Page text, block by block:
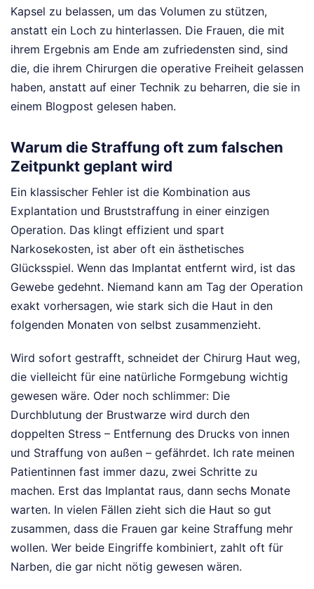
Kapsel zu belassen, um das Volumen zu stützen,
anstatt ein Loch zu hinterlassen. Die Frauen, die mit
ihrem Ergebnis am Ende am zufriedensten sind, sind
die, die ihrem Chirurgen die operative Freiheit gelassen
haben, anstatt auf einer Technik zu beharren, die sie in
einem Blogpost gelesen haben.
Warum die Straffung oft zum falschen
Zeitpunkt geplant wird
Ein klassischer Fehler ist die Kombination aus
Explantation und Bruststraffung in einer einzigen
Operation. Das klingt effizient und spart
Narkosekosten, ist aber oft ein ästhetisches
Glücksspiel. Wenn das Implantat entfernt wird, ist das
Gewebe gedehnt. Niemand kann am Tag der Operation
exakt vorhersagen, wie stark sich die Haut in den
folgenden Monaten von selbst zusammenzieht.
Wird sofort gestrafft, schneidet der Chirurg Haut weg,
die vielleicht für eine natürliche Formgebung wichtig
gewesen wäre. Oder noch schlimmer: Die
Durchblutung der Brustwarze wird durch den
doppelten Stress – Entfernung des Drucks von innen
und Straffung von außen – gefährdet. Ich rate meinen
Patientinnen fast immer dazu, zwei Schritte zu
machen. Erst das Implantat raus, dann sechs Monate
warten. In vielen Fällen zieht sich die Haut so gut
zusammen, dass die Frauen gar keine Straffung mehr
wollen. Wer beide Eingriffe kombiniert, zahlt oft für
Narben, die gar nicht nötig gewesen wären.